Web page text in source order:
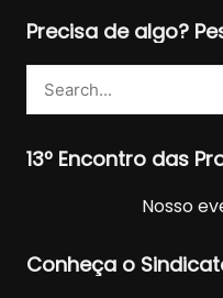
Precisa de algo?
13º Encontro das
Nosso
Conheça o